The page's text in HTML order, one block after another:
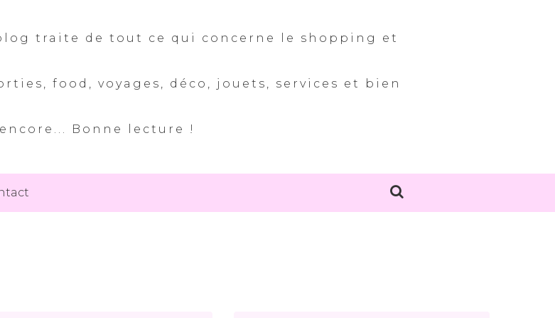
traite de tout ce qui concerne le shopping et
food, voyages, déco, jouets, services et bien
Bonne lecture !